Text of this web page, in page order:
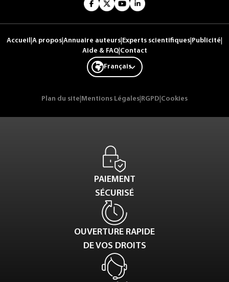
Accueil A propos Annuaire auteurs Experts scientifiques Publicité
Aide & FAQ| Contact
Français
Plan du site Mentions Légales RGPD Cookies
PAIEMENT
SÉCURISÉ
OUVERTURE RAPIDE
DE VOS DROITS